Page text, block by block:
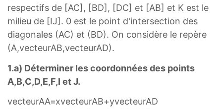
respectifs de [AC], [BD], [DC] et [AB] et K est le
milieu de [IJ]. 0 est le point d'intersection des
diagonales (AC) et (BD). On considère le repère
(A,vecteurAB,vecteurAD).
1.a) Déterminer les coordonnées des points
A,B,C,D,E,F,I et J.
vecteurAA=xvecteurAB+yvecteurAD